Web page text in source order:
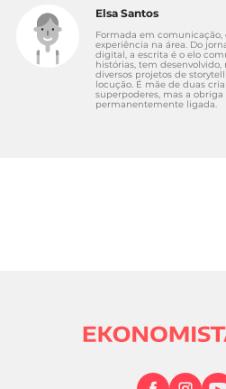
Elsa Santos
Formada em
experiência na área. Do
digital, a escrita é o elo
histórias, tem desenvolvido,
diversos projetos de
locução. É mãe de duas
superpoderes, mas a obriga
permanentemente ligada.